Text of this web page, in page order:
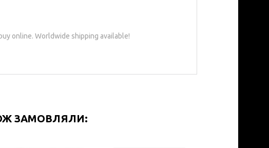
buy online. Worldwide shipping available!
ЗАМОВЛЯЛИ: